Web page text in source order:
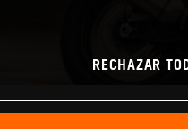
RECHAZAR